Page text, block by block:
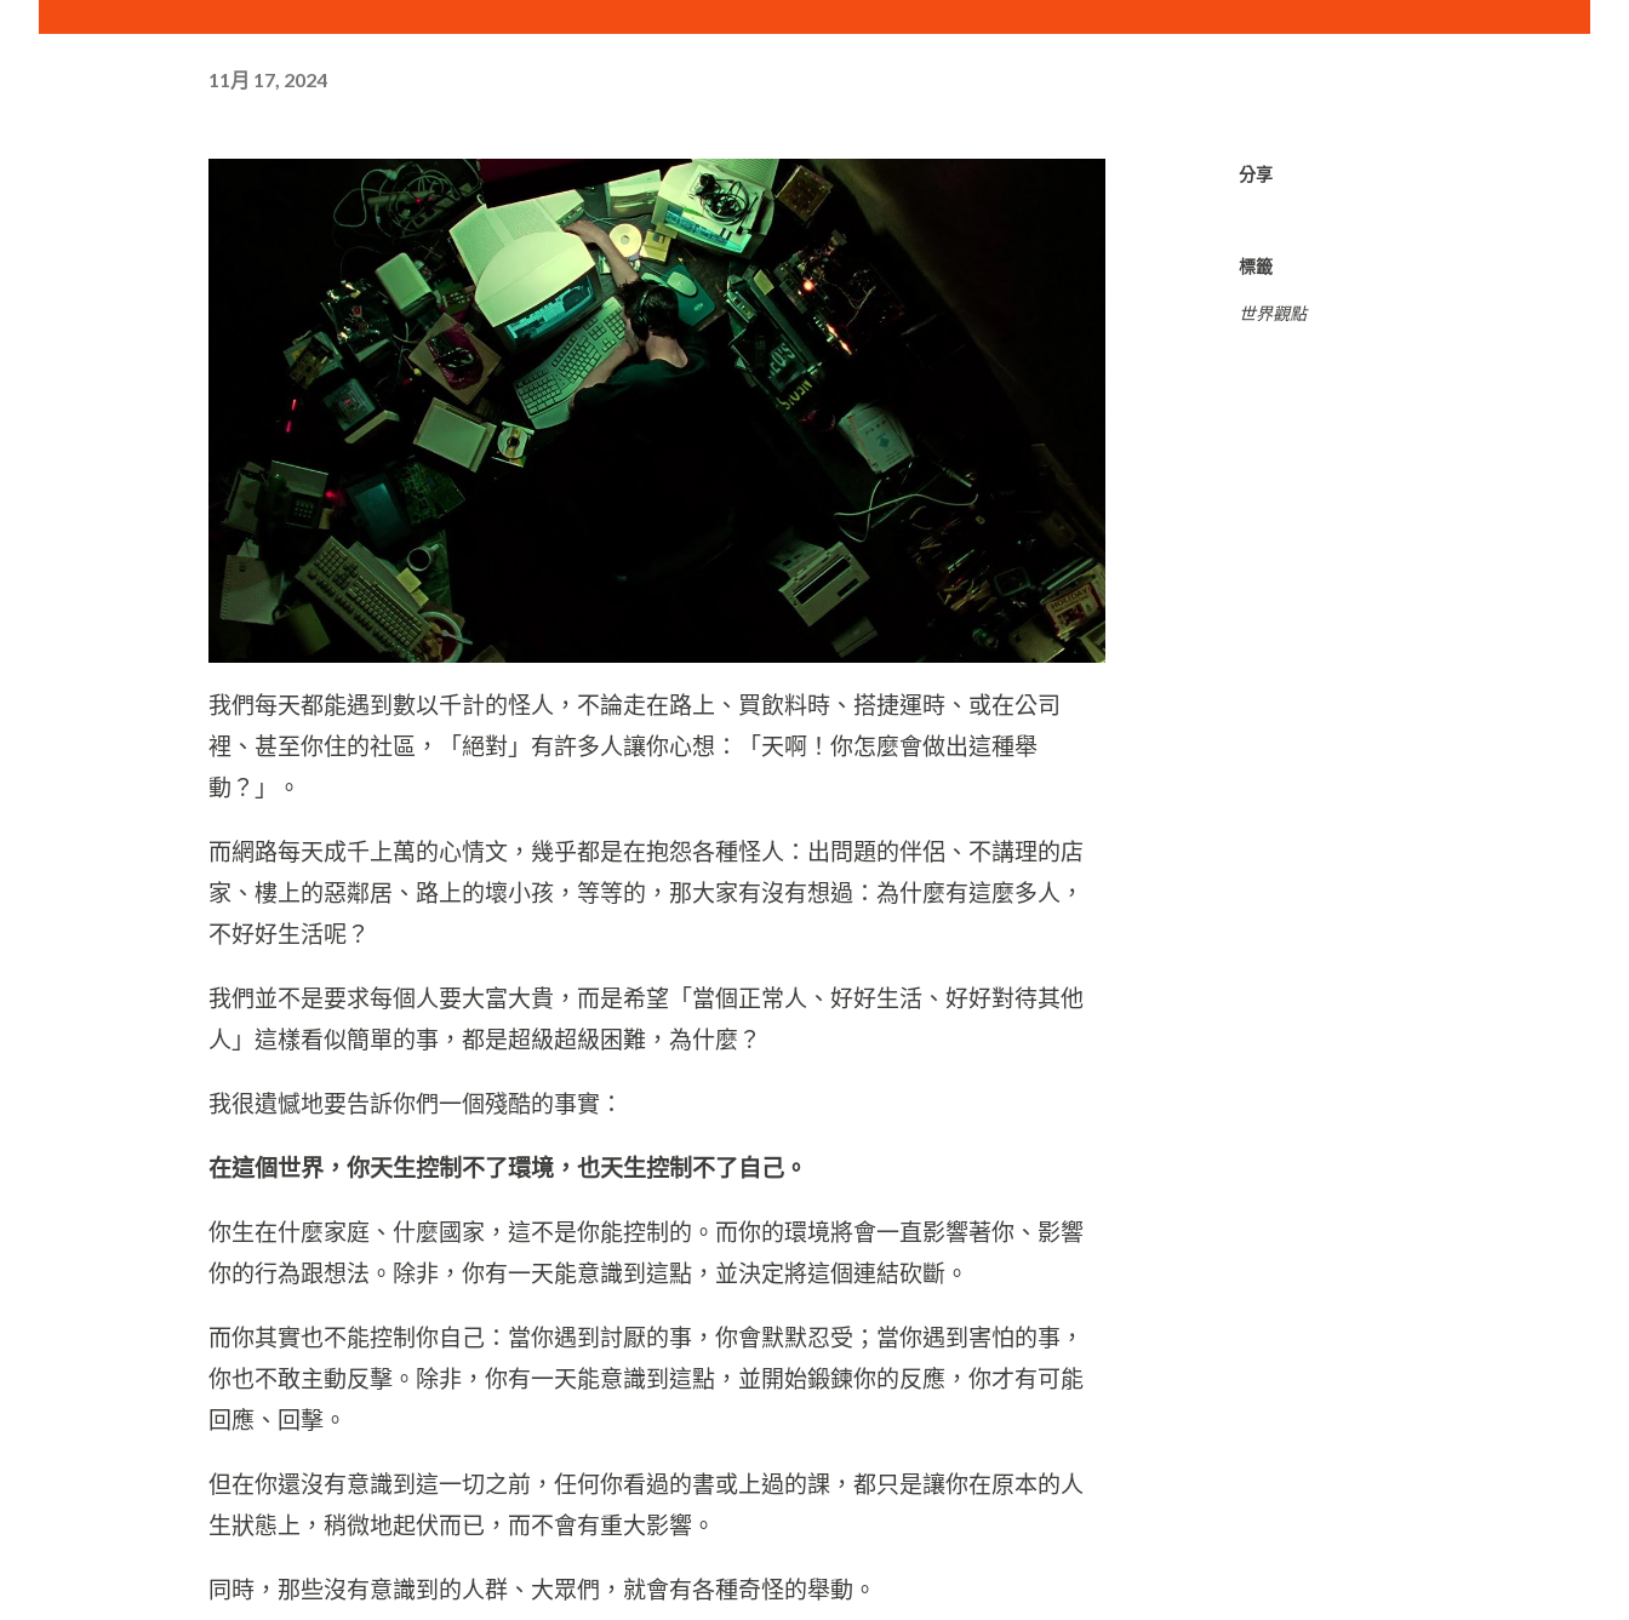
11月 17, 2024
我們每天都能遇到數以千計的怪人，不論走在路上、買飲料時、搭捷運時、或在公司
裡、甚至你住的社區，「絕對」有許多人讓你心想：「天啊！你怎麼會做出這種舉
動？」。
而網路每天成千上萬的心情文，幾乎都是在抱怨各種怪人：出問題的伴侶、不講理的店
家、樓上的惡鄰居、路上的壞小孩，等等的，那大家有沒有想過：為什麼有這麼多人，
不好好生活呢？
我們並不是要求每個人要大富大貴，而是希望「當個正常人、好好生活、好好對待其他
人」這樣看似簡單的事，都是超級超級困難，為什麼？
我很遺憾地要告訴你們一個殘酷的事實：
在這個世界，你天生控制不了環境，也天生控制不了自己。
你生在什麼家庭、什麼國家，這不是你能控制的。而你的環境將會一直影響著你、影響
你的行為跟想法。除非，你有一天能意識到這點，並決定將這個連結砍斷。
而你其實也不能控制你自己：當你遇到討厭的事，你會默默忍受；當你遇到害怕的事，
你也不敢主動反擊。除非，你有一天能意識到這點，並開始鍛鍊你的反應，你才有可能
回應、回擊。
但在你還沒有意識到這一切之前，任何你看過的書或上過的課，都只是讓你在原本的人
生狀態上，稍微地起伏而已，而不會有重大影響。
同時，那些沒有意識到的人群、大眾們，就會有各種奇怪的舉動。
分享
標籤
世界觀點